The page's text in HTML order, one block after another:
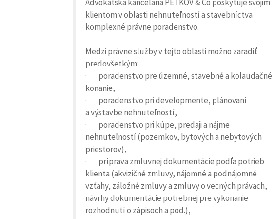
Advokátska kancelária PETKOV & Co poskytuje svojim
klientom v oblasti nehnuteľností a stavebníctva
komplexné právne poradenstvo.
Medzi právne služby v tejto oblasti možno zaradiť
predovšetkým:
·
poradenstvo pre územné, stavebné a kolaudačné
konanie,
·
poradenstvo pri developmente, plánovaní
a výstavbe nehnuteľností,
·
poradenstvo pri kúpe, predaji a nájme
nehnuteľností (pozemkov, bytových a nebytových
priestorov),
·
príprava zmluvnej dokumentácie podľa potrieb
klienta (akvizičné zmluvy, nájomné a podnájomné
vzťahy, záložné zmluvy a zmluvy o vecných právach,
návrhy dokumentácie potrebnej pre vykonanie
rozhodnutí o zápisoch a pod.),